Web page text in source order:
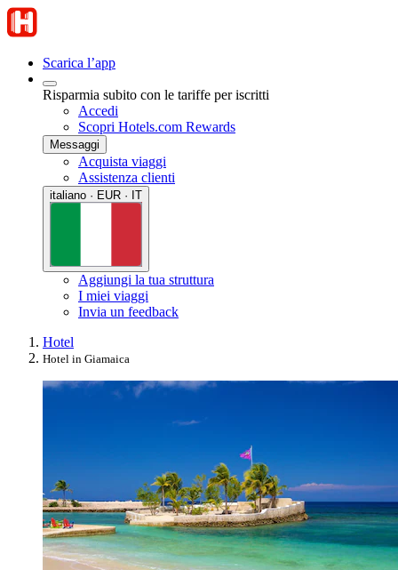
Scarica l’app
Risparmia subito con le tariffe per iscritti
Accedi
Scopri Hotels.com Rewards
Messaggi
Acquista viaggi
Assistenza clienti
italiano · EUR · IT
Aggiungi la tua struttura
I miei viaggi
Invia un feedback
Hotel
Hotel in Giamaica